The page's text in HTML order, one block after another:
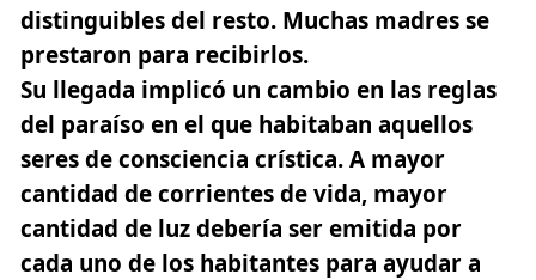
distinguibles del resto. Muchas madres se
prestaron para recibirlos.
Su llegada implicó un cambio en las reglas
del paraíso en el que habitaban aquellos
seres de consciencia crística. A mayor
cantidad de corrientes de vida, mayor
cantidad de luz debería ser emitida por
cada uno de los habitantes para ayudar a